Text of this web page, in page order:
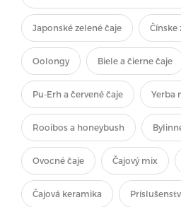
Japonské zelené čaje Čínske
Oolongy Biele a čierne čaje
Pu-Erh a červené čaje Yerba
Rooibos a honeybush
Ovocné čaje Čajový mix
Čajová keramika